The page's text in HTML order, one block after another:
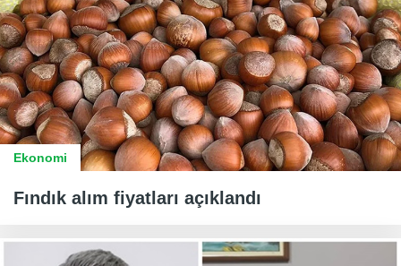
Ekonomi
Fındık alım fiyatları açıklandı